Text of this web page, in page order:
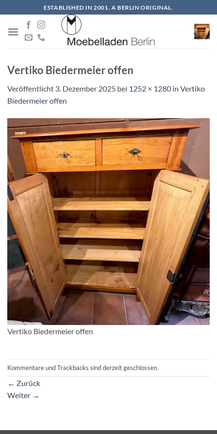
Inhalt
springen
ESTABLISHED IN 2001. A BERLIN ORIGINAL.
Vertiko Biedermeier offen
Veröffentlicht 3. Dezember 2025 bei 1252 × 1280 in Vertiko
Biedermeier offen
Vertiko Biedermeier offen
Kommentare und Trackbacks sind derzeit geschlossen.
← Zurück
Weiter →